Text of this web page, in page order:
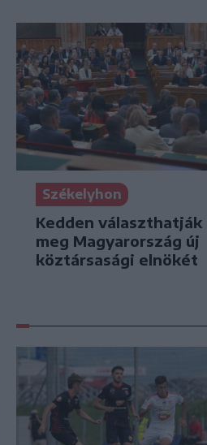
Székelyhon
Kedden választhatják
meg Magyarország új
köztársasági elnökét